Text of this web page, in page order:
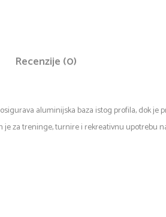
Recenzije (0)
aluminijska baza istog profila, dok je
je za treninge, turnire i rekreativnu upotrebu